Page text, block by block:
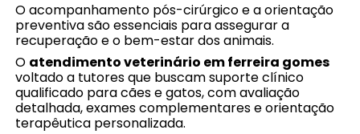
O acompanhamento pós-cirúrgico e a orientação
preventiva são essenciais para assegurar a
recuperação e o bem-estar dos animais.
O atendimento veterinário em ferreira gomes
voltado a tutores que buscam suporte clínico
qualificado para cães e gatos, com avaliação
detalhada, exames complementares e orientação
terapêutica personalizada.